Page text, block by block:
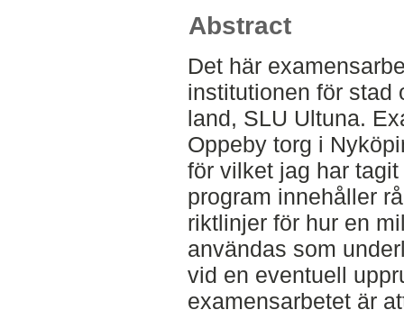
Abstract
Det här
institutionen för stad
land, SLU Ultuna.
Oppeby torg i
för vilket jag har
program innehåller
riktlinjer för hur en
användas som
vid en eventuell
examensarbetet är